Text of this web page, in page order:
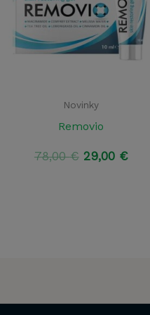
Novinky
Removio
78,00€ Pôvodná
29,00 €